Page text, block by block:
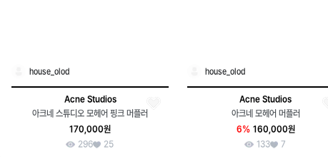
house_olod
Acne Studios
아크네 스튜디오 모헤어 핑크 머플러
170,000원
296
25
house_olod
Acne Studios
아크네 모헤어 머플러
6% 160,000원
133
7